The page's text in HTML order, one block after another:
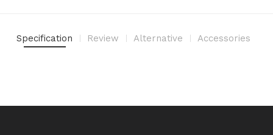
Specification Review Alternative Accessories